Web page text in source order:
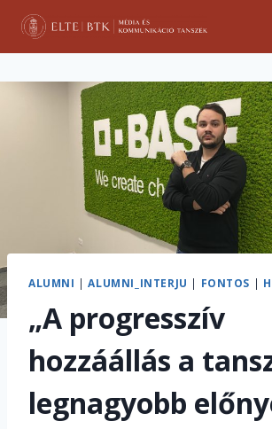
Skip
content
ALUMNI |ALUMNI_INTERJU | FONTOS |
„A progresszív
hozzáállás a
legnagyobb